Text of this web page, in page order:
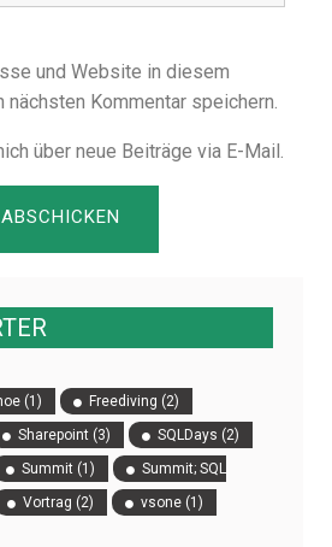
und Website in diesem
nächsten Kommentar speichern.
über neue Beiträge via E-Mail.
(1) Freediving (2)
Sharepoint (3) SQLDays (2)
Summit (1)
Summit; SQL
Vortrag (2) vsone (1)